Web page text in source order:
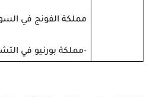
مملكة الفونج في
-مملكة بورنيو في